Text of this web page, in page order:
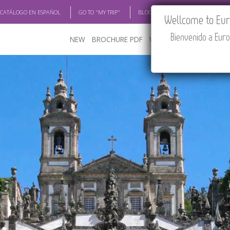
EN ESPAÑOL GO TO "MY TRIP" BLOG
NEW BROCHURE PDF WHERE TO BUY
Wellcome to
Bienvenido a